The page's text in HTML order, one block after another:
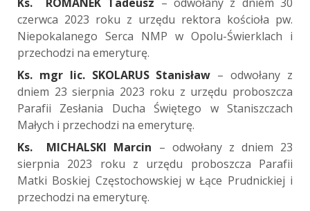
czerwca 2023 roku z urzędu rektora kościoła pw.
Niepokalanego Serca NMP w Opolu-Świerklach i
przechodzi na emeryturę.
Ks. mgr lic. SKOLARUS Stanisław – odwołany z
dniem 23 sierpnia 2023 roku z urzędu proboszcza
Parafii Zesłania Ducha Świętego w Staniszczach
Małych i przechodzi na emeryturę.
Ks. MICHALSKI Marcin – odwołany z dniem 23
sierpnia 2023 roku z urzędu proboszcza Parafii
Matki Boskiej Częstochowskiej w Łące Prudnickiej i
przechodzi na emeryturę.